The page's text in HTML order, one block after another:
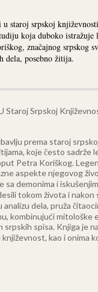
staroj srpskoj
koja duboko
značajnog srpskog
dela, posebno žitija.
prema staroj
koje često sadrže
Petra Koriškog.
aspekte njegovog
sa demonima i
tokom života i nakon
dela, pruža
kombinujući mitološke
srpskih spisa. Knjiga je
kao i onima